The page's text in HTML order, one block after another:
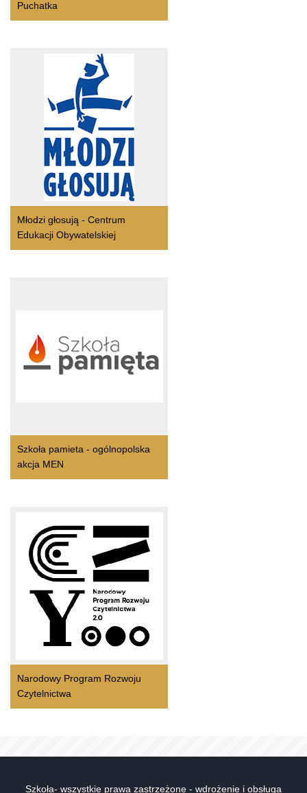
Puchatka
Młodzi głosują - Centrum
Edukacji Obywatelskiej
Szkoła pamieta - ogólnopolska
akcja MEN
Narodowy Program Rozwoju
Czytelnictwa
Szkoła- wszystkie prawa zastrzeżone - wdrożenie i obsługa